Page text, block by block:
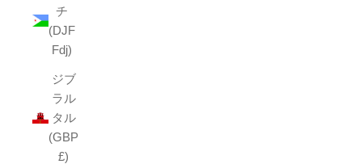
チ
(DJF
Fdj)
ジブ
ラル
タル
(GBP
£)